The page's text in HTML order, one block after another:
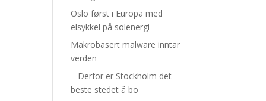
Oslo først i Europa med
elsykkel på solenergi
Makrobasert malware inntar
verden
– Derfor er Stockholm det
beste stedet å bo